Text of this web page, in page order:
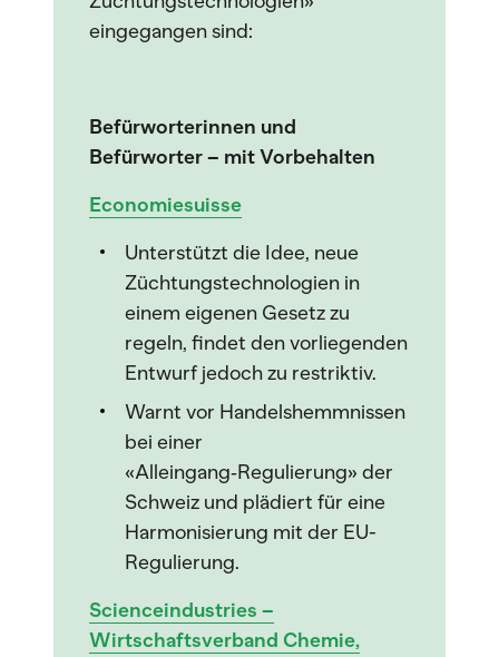
eingegangen sind:
Befürworterinnen und
Befürworter – mit Vorbehalten
Economiesuisse
Unterstützt die Idee, neue
Züchtungstechnologien in
einem eigenen Gesetz zu
regeln, findet den vorliegenden
Entwurf jedoch zu restriktiv.
Warnt vor Handelshemmnissen
bei einer
«Alleingang‑Regulierung» der
Schweiz und plädiert für eine
Harmonisierung mit der EU-
Regulierung.
Scienceindustries –
Wirtschaftsverband Chemie,